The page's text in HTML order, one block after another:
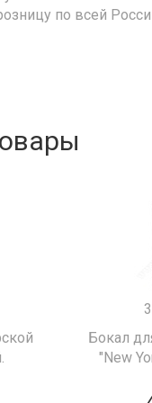
по всей
Бокал
"New